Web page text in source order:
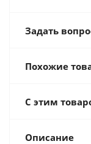
Задать
Похожие
С этим
Описание